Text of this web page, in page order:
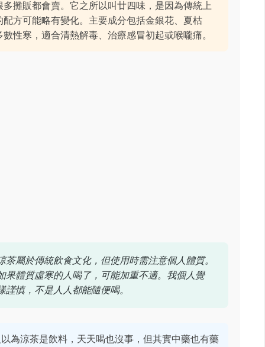
攤販都會賣。它之所以叫廿四味，是因為傳統上
方可能略有變化。主要成分包括金銀花、夏枯
性寒，適合清熱解毒、治療感冒初起或喉嚨痛。
屬於傳統飲食文化，但使用時需注意個人體質。
體質虛寒的人喝了，可能加重不適。我個人覺
慎，不是人人都能隨便喝。
為涼茶是飲料，天天喝也沒事，但其實中藥也有藥